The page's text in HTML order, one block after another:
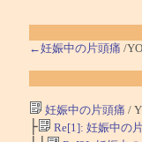
←妊娠中の片頭痛 /YO
妊娠中の片頭痛 /
├ Re[1]: 妊娠中の